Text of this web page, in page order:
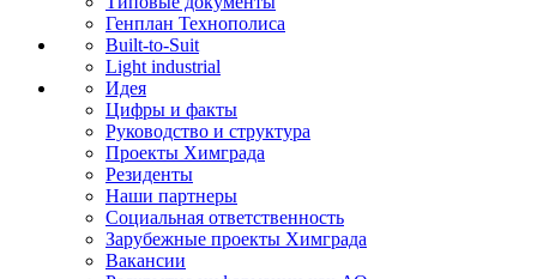
Генплан Технополиса
Built-to-Suit
Light industrial
Идея
Цифры и факты
Руководство и структура
Проекты Химграда
Резиденты
Наши партнеры
Социальная ответственность
Зарубежные проекты Химграда
Вакансии